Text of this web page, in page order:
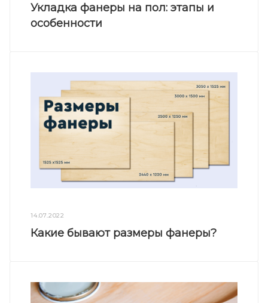
Укладка фанеры на пол: этапы и
особенности
14.07.2022
Какие бывают размеры фанеры?